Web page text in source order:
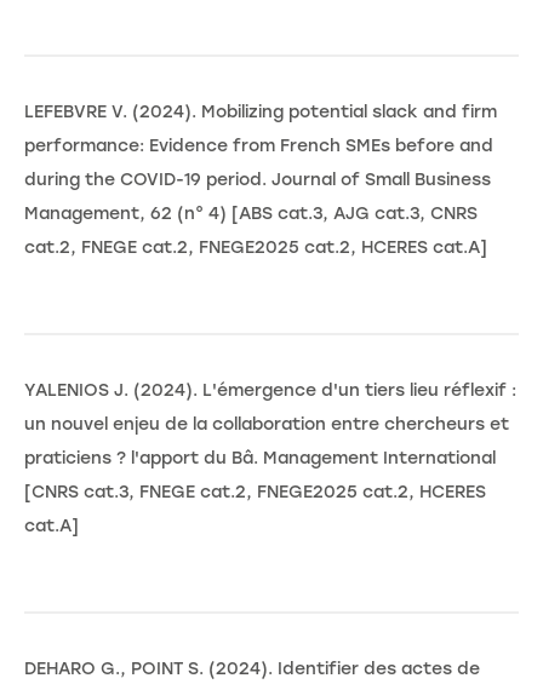
LEFEBVRE V. (2024). Mobilizing potential slack and firm
performance: Evidence from French SMEs before and
during the COVID-19 period. Journal of Small Business
Management, 62 (n° 4) [ABS cat.3, AJG cat.3, CNRS
cat.2, FNEGE cat.2, FNEGE2025 cat.2, HCERES cat.A]
YALENIOS J. (2024). L'émergence d'un tiers lieu réflexif :
un nouvel enjeu de la collaboration entre chercheurs et
praticiens ? l'apport du Bâ. Management International
[CNRS cat.3, FNEGE cat.2, FNEGE2025 cat.2, HCERES
cat.A]
DEHARO G., POINT S. (2024). Identifier des actes de